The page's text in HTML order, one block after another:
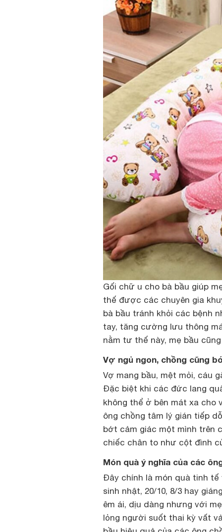
Gối chữ u cho bà bầu giúp
thế được các chuyên gia
bà bầu tránh khỏi các bệnh
tay, tăng cường lưu thông
nằm tư thế này, mẹ bầu
Vợ ngủ ngon, chồng cũng
Vợ mang bầu, mệt mỏi, cáu
Đặc biệt khi các đức lang
không thể ở bên mát xa cho
ông chồng tâm lý gián tiếp
bớt cảm giác một mình trên
chiếc chân to như cột đình
Món quà ý nghĩa của các
Đây chính là món quà tinh
sinh nhật, 20/10, 8/3 hay
êm ái, dịu dàng nhưng với
lỏng người suốt thai kỳ vất